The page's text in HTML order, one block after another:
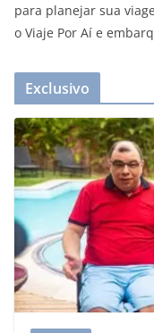
para planejar sua
o Viaje Por Aí e
Exclusivo